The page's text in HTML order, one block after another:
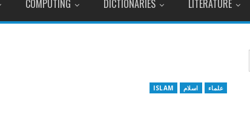
COMPUTING DICTIONARIES LITERATURE
ISLAM اسلام علماء